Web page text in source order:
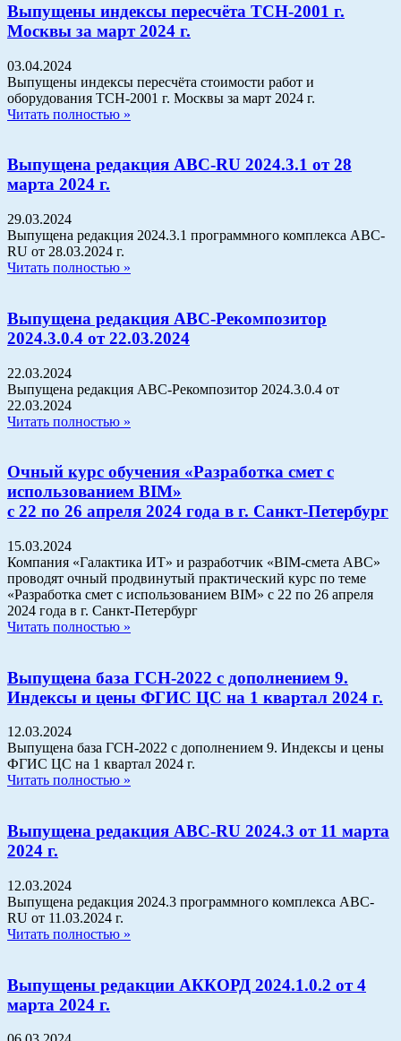
Выпущены индексы пересчёта ТСН-2001 г.
Москвы за март 2024 г.
03.04.2024
Выпущены индексы пересчёта стоимости работ и
оборудования ТСН-2001 г. Москвы за март 2024 г.
Читать полностью »
Выпущена редакция АВС-RU 2024.3.1 от 28
марта 2024 г.
29.03.2024
Выпущена редакция 2024.3.1 программного комплекса АВС-
RU от 28.03.2024 г.
Читать полностью »
Выпущена редакция АВС-Рекомпозитор
2024.3.0.4 от 22.03.2024
22.03.2024
Выпущена редакция АВС-Рекомпозитор 2024.3.0.4 от
22.03.2024
Читать полностью »
Очный курс обучения «Разработка смет с
использованием BIM»
с 22 по 26 апреля 2024 года в г. Санкт-Петербург
15.03.2024
Компания «Галактика ИТ» и разработчик «BIM-смета АВС»
проводят очный продвинутый практический курс по теме
«Разработка смет с использованием BIM» с 22 по 26 апреля
2024 года в г. Санкт-Петербург
Читать полностью »
Выпущена база ГСН-2022 с дополнением 9.
Индексы и цены ФГИС ЦС на 1 квартал 2024 г.
12.03.2024
Выпущена база ГСН-2022 с дополнением 9. Индексы и цены
ФГИС ЦС на 1 квартал 2024 г.
Читать полностью »
Выпущена редакция АВС-RU 2024.3 от 11 марта
2024 г.
12.03.2024
Выпущена редакция 2024.3 программного комплекса АВС-
RU от 11.03.2024 г.
Читать полностью »
Выпущены редакции АККОРД 2024.1.0.2 от 4
марта 2024 г.